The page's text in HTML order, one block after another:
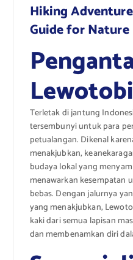
Hiking
Guide for
Lewotobi
Terletak di jantung
tersembunyi untuk para
petualangan. Dikenal
menakjubkan,
budaya lokal yang
menawarkan kesempatan
bebas. Dengan jalurnya
yang menakjubkan,
kaki dari semua lapisan
dan membenamkan diri